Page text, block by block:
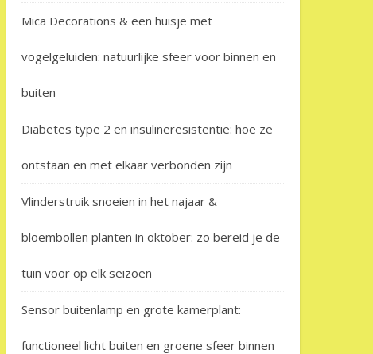
Mica Decorations & een huisje met
vogelgeluiden: natuurlijke sfeer voor binnen en
buiten
Diabetes type 2 en insulineresistentie: hoe ze
ontstaan en met elkaar verbonden zijn
Vlinderstruik snoeien in het najaar &
bloembollen planten in oktober: zo bereid je de
tuin voor op elk seizoen
Sensor buitenlamp en grote kamerplant:
functioneel licht buiten en groene sfeer binnen